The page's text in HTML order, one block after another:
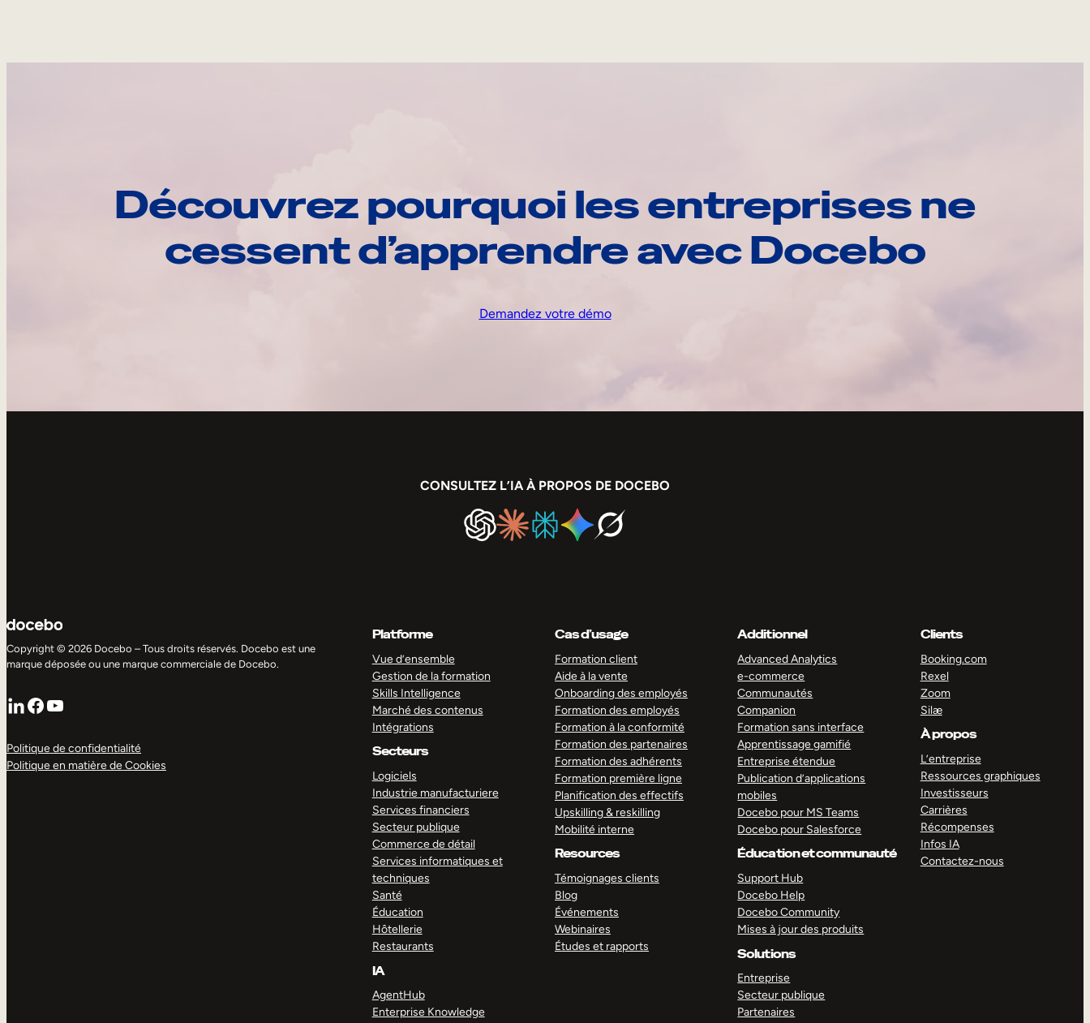
Découvrez pourquoi les entreprises ne
cessent d’apprendre avec Docebo
Demandez votre démo
CONSULTEZ L’IA À PROPOS DE DOCEBO
Copyright © 2026 Docebo – Tous droits réservés. Docebo est une
marque déposée ou une marque commerciale de Docebo.
LinkedIn
Facebook
YouTube
Politique de confidentialité
Politique en matière de Cookies
Platforme
Vue d’ensemble
Gestion de la formation
Skills Intelligence
Marché des contenus
Intégrations
Secteurs
Logiciels
Industrie manufacturiere
Services financiers
Secteur publique
Commerce de détail
Services informatiques et
techniques
Santé
Éducation
Hôtellerie
Restaurants
IA
AgentHub
Enterprise Knowledge
Cas d’usage
Formation client
Aide à la vente
Onboarding des employés
Formation des employés
Formation à la conformité
Formation des partenaires
Formation des adhérents
Formation première ligne
Planification des effectifs
Upskilling & reskilling
Mobilité interne
Resources
Témoignages clients
Blog
Événements
Webinaires
Études et rapports
Additionnel
Advanced Analytics
e-commerce
Communautés
Companion
Formation sans interface
Apprentissage gamifié
Entreprise étendue
Publication d’applications
mobiles
Docebo pour MS Teams
Docebo pour Salesforce
Éducation et communauté
Support Hub
Docebo Help
Docebo Community
Mises à jour des produits
Solutions
Entreprise
Secteur publique
Partenaires
Clients
Booking.com
Rexel
Zoom
Silæ
À propos
L’entreprise
Ressources graphiques
Investisseurs
Carrières
Récompenses
Infos IA
Contactez-nous